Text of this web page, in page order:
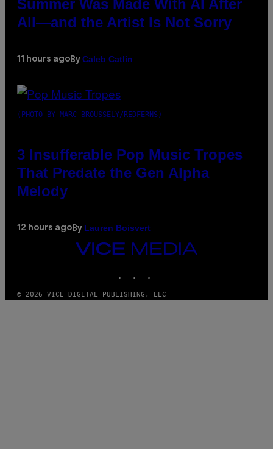
Summer Was Made With AI After
All—and the Artist Is Not Sorry
11 hours ago By Caleb Catlin
(PHOTO BY MARC BROUSSELY/REDFERNS)
3 Insufferable Pop Music Tropes
That Predate the Gen Alpha
Melody
12 hours ago By Lauren Boisvert
VICE
MEDIA
© 2026 VICE DIGITAL PUBLISHING, LLC